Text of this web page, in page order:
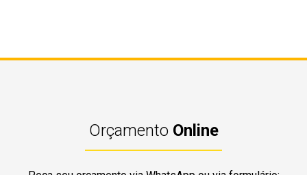
Orçamento Online